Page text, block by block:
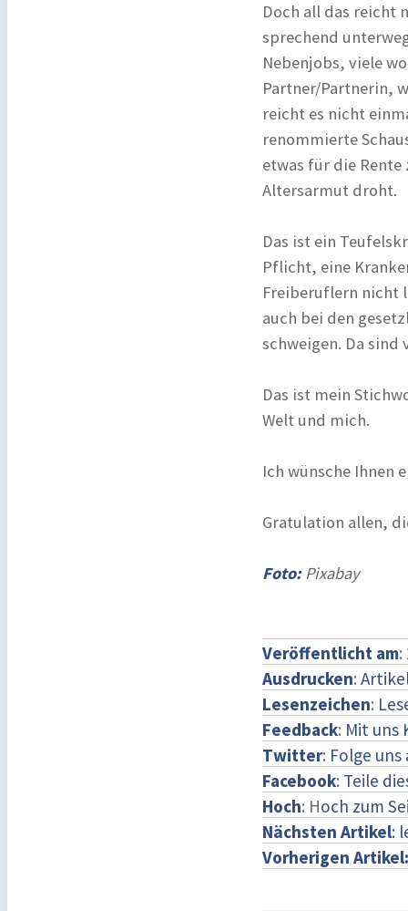
Doch all das reicht
sprechend
Nebenjobs, viele
Partner/Partnerin,
reicht es nicht
renommierte
etwas für die Rente
Altersarmut droht.
Das ist ein
Pflicht, eine
Freiberuflern nicht
auch bei den
schweigen. Da
Das ist mein
Welt und mich.
Ich wünsche Ihnen
Gratulation allen,
Foto:Pixabay
Veröffentlicht am:
Ausdrucken:
Lesenzeichen:
Feedback: Mit uns
Twitter: Folge
Facebook: Teile
Hoch: Hoch zum
Nächsten Artikel:
Vorherigen